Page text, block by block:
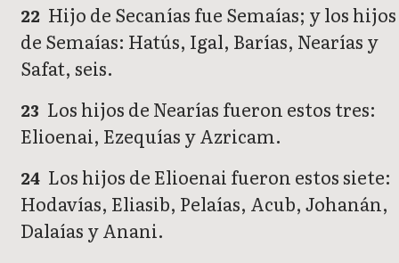
22 Hijo de Secanías fue Semaías; y los hijos
de Semaías: Hatús, Igal, Barías, Nearías y
Safat, seis.
23 Los hijos de Nearías fueron estos tres:
Elioenai, Ezequías y Azricam.
24 Los hijos de Elioenai fueron estos siete:
Hodavías, Eliasib, Pelaías, Acub, Johanán,
Dalaías y Anani.